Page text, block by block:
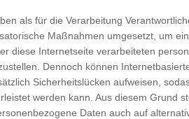
freiwillig für den bestimmten Fall
einer sonstigen eindeutigen
Daten
Verantwortlichen
als für die Verarbeitung
Maßnahmen umgesetzt, um
diese Internetseite verarbeiteten
Dennoch können
Sicherheitslücken aufweisen,
werden kann. Aus diesem Grund
Daten auch auf